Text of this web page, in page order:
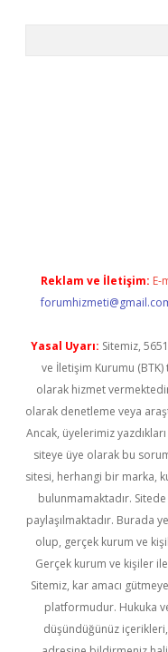
Reklam ve İletişim: E-
Yasal Uyarı: Sitemiz,
ve İletişim Kurumu (BTK)
olarak hizmet
olarak denetleme veya
Ancak, üyelerimiz
siteye üye olarak bu
sitesi, herhangi bir marka,
bulunmamaktadır. Sitede
paylaşılmaktadır. Burada
olup, gerçek kurum ve
Gerçek kurum ve kişiler
Sitemiz, kar amacı
platformudur. Hukuka
düşündüğünüz içerikleri,